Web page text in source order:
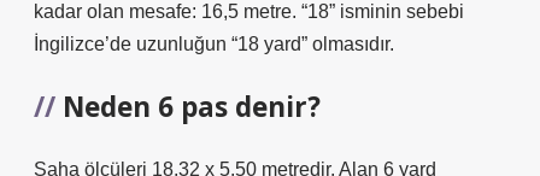
kadar olan mesafe: 16,5 metre. “18” isminin sebebi
İngilizce’de uzunluğun “18 yard” olmasıdır.
Neden 6 pas denir?
Saha ölçüleri 18.32 x 5.50 metredir. Alan 6 yard